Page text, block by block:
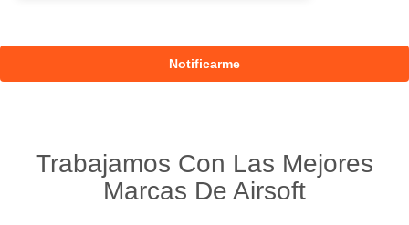
Trabajamos Con Las Mejores
Marcas De Airsoft